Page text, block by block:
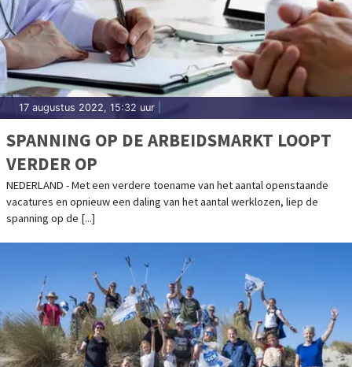
17 augustus 2022, 15:32 uur
SPANNING OP DE ARBEIDSMARKT LOOPT
VERDER OP
NEDERLAND - Met een verdere toename van het aantal openstaande
vacatures en opnieuw een daling van het aantal werklozen, liep de
spanning op de [...]